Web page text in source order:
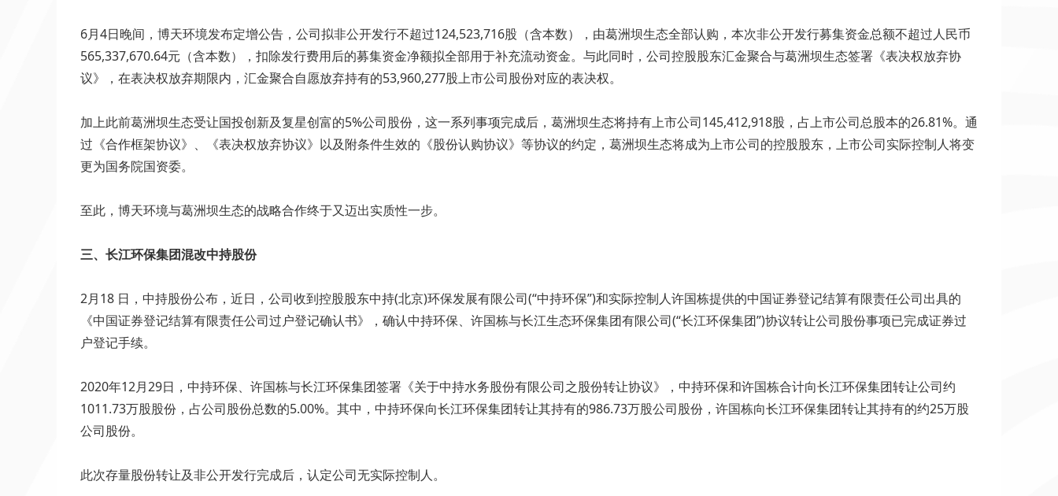
6月4日晚间，博天环境发布定增公告，公司拟非公开发行不超过124,523,716股（含本数），由葛洲坝生态全部认购，本次非公开发行募集资金总额不超过人民币
565,337,670.64元（含本数），扣除发行费用后的募集资金净额拟全部用于补充流动资金。与此同时，公司控股股东汇金聚合与葛洲坝生态签署《表决权放弃协
议》，在表决权放弃期限内，汇金聚合自愿放弃持有的53,960,277股上市公司股份对应的表决权。
加上此前葛洲坝生态受让国投创新及复星创富的5%公司股份，这一系列事项完成后，葛洲坝生态将持有上市公司145,412,918股，占上市公司总股本的26.81%。通
过《合作框架协议》、《表决权放弃协议》以及附条件生效的《股份认购协议》等协议的约定，葛洲坝生态将成为上市公司的控股股东，上市公司实际控制人将变
更为国务院国资委。
至此，博天环境与葛洲坝生态的战略合作终于又迈出实质性一步。
三、长江环保集团混改中持股份
2月18 日，中持股份公布，近日，公司收到控股股东中持(北京)环保发展有限公司(“中持环保”)和实际控制人许国栋提供的中国证券登记结算有限责任公司出具的
《中国证券登记结算有限责任公司过户登记确认书》，确认中持环保、许国栋与长江生态环保集团有限公司(“长江环保集团”)协议转让公司股份事项已完成证券过
户登记手续。
2020年12月29日，中持环保、许国栋与长江环保集团签署《关于中持水务股份有限公司之股份转让协议》，中持环保和许国栋合计向长江环保集团转让公司约
1011.73万股股份，占公司股份总数的5.00%。其中，中持环保向长江环保集团转让其持有的986.73万股公司股份，许国栋向长江环保集团转让其持有的约25万股
公司股份。
此次存量股份转让及非公开发行完成后，认定公司无实际控制人。